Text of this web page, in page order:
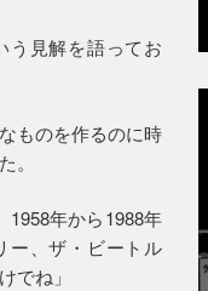
う見解を語ってお
ものを作るのに時
。
1958年から1988年
ー、ザ・ビートル
でね」